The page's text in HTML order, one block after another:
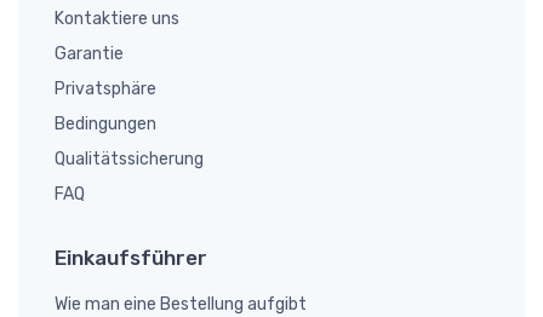
Kontaktiere uns
Garantie
Privatsphäre
Bedingungen
Qualitätssicherung
FAQ
Einkaufsführer
Wie man eine Bestellung aufgibt